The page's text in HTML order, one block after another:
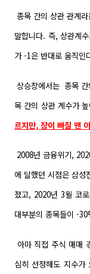
종목 간의 상관 관계
말합니다. 즉, 상관계
가 -1은 반대로 움직인
상승장에서는 종목
목 간의 상관 계수가
르지만, 장이 빠질 땐
2008년 금융위기,
에 달했던 시점은 삼성
졌고, 2020년 3월 코
대부분의 종목들이 -
아마 직접 주식 매매
심히 선정해도 지수가